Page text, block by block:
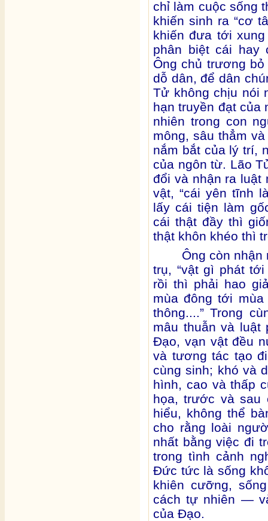
chỉ làm cuộc sống
khiến sinh ra “cơ
khiến đưa tới
phân biệt cái hay
Ông chủ trương
dỗ dân, để dân
Tử không chịu nói
hạn truyền đạt của
nhiên trong con
mông, sâu thẳm
nắm bắt của lý trí,
của ngôn từ. Lão
đổi và nhận ra luật
vật, “cái yên tĩnh
lấy cái tiện làm
cái thật đầy thì
thật khôn khéo thì
Ông còn nhận
trụ, “vật gì phát
rồi thì phải hao
mùa đông tới
thông....” Trong
mâu thuẫn và luật
Đạo, vạn vật đều
và tương tác tạo
cùng sinh; khó và
hình, cao và thấp
họa, trước và sau
hiểu, không thể
cho rằng loài
nhất bằng việc đi
trong tình cảnh
Đức tức là sống
khiên cưỡng,
cách tự nhiên —
của Đạo.